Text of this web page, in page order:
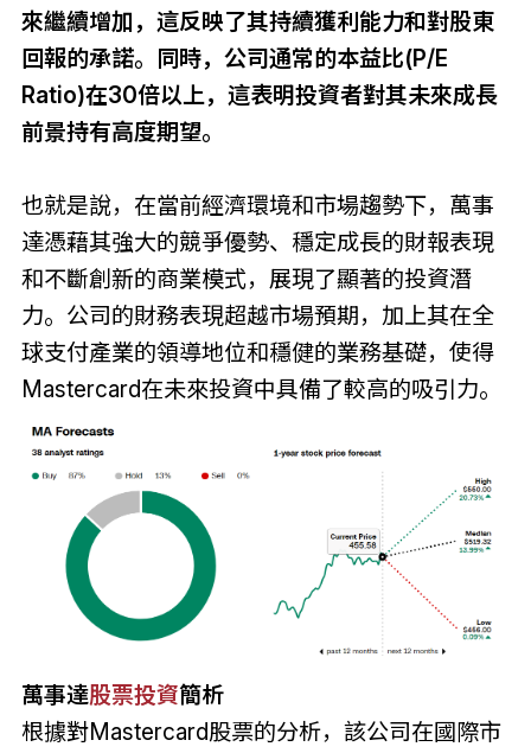
來繼續增加，這反映了其持續獲利能力和對股東
回報的承諾。同時，公司通常的本益比(P/E
Ratio)在30倍以上，這表明投資者對其未來成長
前景持有高度期望。
也就是說，在當前經濟環境和市場趨勢下，萬事
達憑藉其強大的競爭優勢、穩定成長的財報表現
和不斷創新的商業模式，展現了顯著的投資潛
力。公司的財務表現超越市場預期，加上其在全
球支付產業的領導地位和穩健的業務基礎，使得
Mastercard在未來投資中具備了較高的吸引力。
萬事達股票投資簡析
根據對Mastercard股票的分析，該公司在國際市